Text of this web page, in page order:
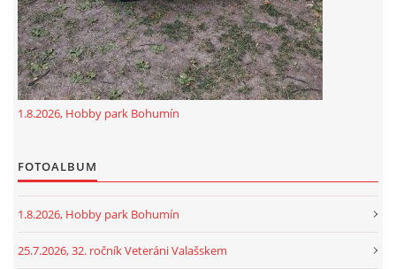
1.8.2026, Hobby park Bohumín
FOTOALBUM
1.8.2026, Hobby park Bohumín
25.7.2026, 32. ročník Veteráni Valašskem